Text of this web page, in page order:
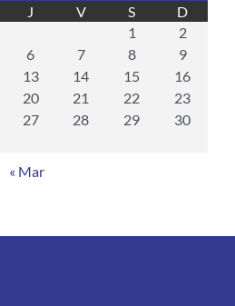
J V S
D
1
2
6 7 8
9
13 14 15
16
20 21 22
23
27 28 29
30
« Mar